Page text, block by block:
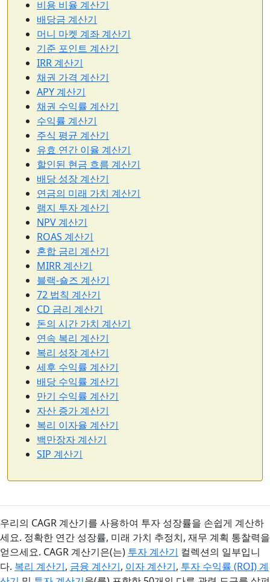
비용 비율 계산기
배당금 계산기
머니 마켓 계좌 계산기
기준 포인트 계산기
IRR 계산기
채권 가격 계산기
APY 계산기
채권 수익률 계산기
수익률 계산기
주식 평균 계산기
유효 연간 이율 계산기
할인된 현금 흐름 계산기
배당 성장 계산기
연금의 미래 가치 계산기
램지 투자 계산기
NPV 계산기
ROAS 계산기
혼합 금리 계산기
MIRR 계산기
블랙-숄즈 계산기
72 법칙 계산기
CD 금리 계산기
돈의 시간 가치 계산기
연속 복리 계산기
복리 성장 계산기
세후 수익률 계산기
배당 수익률 계산기
만기 수익률 계산기
자산 증가 계산기
복리 이자율 계산기
백만장자 계산기
SIP 계산기
우리의 CAGR 계산기를 사용하여 투자 성장률을 손쉽게 계산하
세요. 정확한 연간 성장률, 미래 가치 추정치, 재무 계획 통찰력을
얻으세요. CAGR 계산기은(는) 투자 계산기 컬렉션의 일부입니
다. 복리 계산기, 금융 계산기, 이자 계산기, 투자 수익률 (ROI) 계